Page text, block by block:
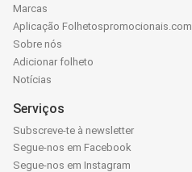
Marcas
Aplicação Folhetospromocionais.com
Sobre nós
Adicionar folheto
Notícias
Serviços
Subscreve-te à newsletter
Segue-nos em Facebook
Segue-nos em Instagram